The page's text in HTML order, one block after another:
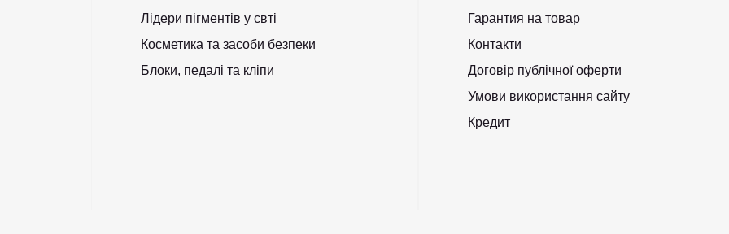
Лідери пігментів у свті
Косметика та засоби безпеки
Блоки, педалі та кліпи
Гарантия на товар
Контакти
Договір публічної оферти
Умови використання сайту
Кредит